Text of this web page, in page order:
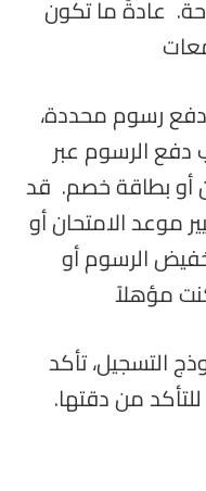
عادةً ما تكون
الرسوم عبر
أو بطاقة خصم. قد
موعد الامتحان أو
الرسوم أو
مؤهلاً
التسجيل، تأكد
من دقتها.